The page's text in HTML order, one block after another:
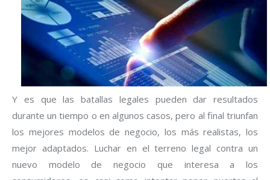
Y es que las batallas legales pueden dar resultados
durante un tiempo o en algunos casos, pero al final triunfan
los mejores modelos de negocio, los más realistas, los
mejor adaptados. Luchar en el terreno legal contra un
nuevo modelo de negocio que interesa a los